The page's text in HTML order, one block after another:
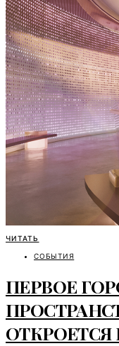
ЧИТАТЬ
СОБЫТИЯ
ПЕРВОЕ
ОТКРОЕТСЯ